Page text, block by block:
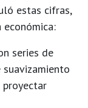
estas cifras,
series de